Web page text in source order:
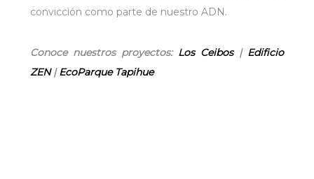
convicción como parte de nuestro ADN.
Conoce nuestros proyectos: Los Ceibos| Edificio
ZEN|EcoParque Tapihue